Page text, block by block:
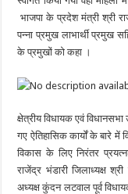
भाजपा के प्रदेश मंत्री श्री
पन्ना प्रमुख लाभार्थी प्रमुख
के प्रमुखों को कहा ।
क्षेत्रीय विधायक एवं
गए ऐतिहासिक कार्यों के बारे में
विकास के लिए निरंतर
राजेंद्र भंडारी जिलाध्यक्ष श्री
अध्यक्ष कुंदन लटवाल पूर्व